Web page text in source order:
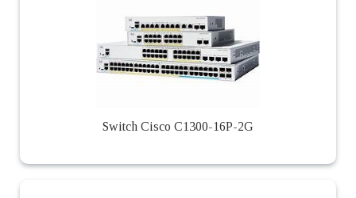
Switch Cisco C1300-16P-2G